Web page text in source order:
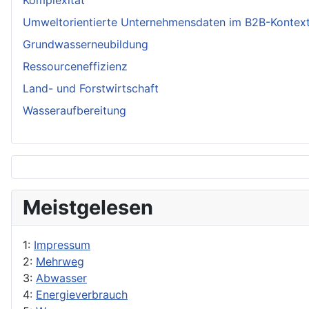
Umweltorientierte Unternehmensdaten im B2B-
Grundwasserneubildung
Ressourceneffizienz
Land- und Forstwirtschaft
Wasseraufbereitung
Meistgelesen
1: Impressum
2: Mehrweg
3: Abwasser
4: Energieverbrauch